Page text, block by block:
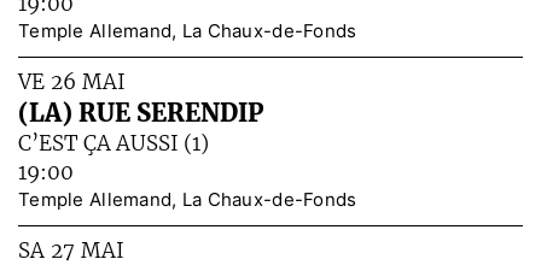
Temple Allemand, La Chaux-de-Fonds
VE 26 MAI
(LA) RUE SERENDIP
C’EST ÇA AUSSI (1)
19:00
Temple Allemand, La Chaux-de-Fonds
SA 27 MAI